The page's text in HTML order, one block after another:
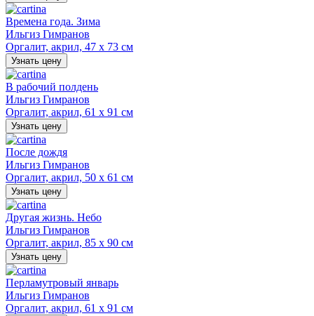
Времена года. Зима
Ильгиз Гимранов
Оргалит, акрил, 47 х 73 см
Узнать цену
В рабочий полдень
Ильгиз Гимранов
Оргалит, акрил, 61 х 91 см
Узнать цену
После дождя
Ильгиз Гимранов
Оргалит, акрил, 50 х 61 см
Узнать цену
Другая жизнь. Небо
Ильгиз Гимранов
Оргалит, акрил, 85 х 90 см
Узнать цену
Перламутровый январь
Ильгиз Гимранов
Оргалит, акрил, 61 х 91 см